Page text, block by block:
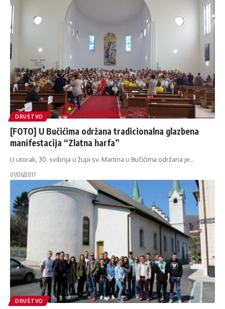
DRUŠTVO
[FOTO] U Bučićima održana tradicionalna glazbena
manifestacija “Zlatna harfa”
U utorak, 30. svibnja u župi sv. Martina u Bučićima održana je…
01/06/2017
DRUŠTVO